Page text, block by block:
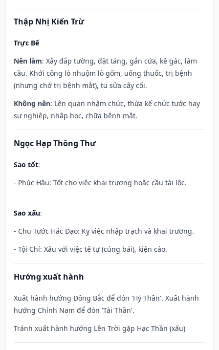
Thập Nhị Kiến Trừ
Trực Bế
Nên làm: Xây đắp tường, đặt táng, gắn cửa, kê gác, làm
cầu. Khởi công lò nhuộm lò gốm, uống thuốc, trị bệnh
(nhưng chớ trị bệnh mắt), tu sửa cây cối.
Không nên: Lên quan nhậm chức, thừa kế chức tước hay
sự nghiệp, nhập học, chữa bệnh mắt.
Ngọc Hạp Thông Thư
Sao tốt:
- Phúc Hậu: Tốt cho việc khai trương hoặc cầu tài lộc.
Sao xấu:
- Chu Tước Hắc Đạo: Kỵ việc nhập trạch và khai trương.
- Tội Chỉ: Xấu với việc tế tự (cúng bái), kiện cáo.
Hướng xuất hành
Xuất hành hướng Đông Bắc để đón 'Hỷ Thần'. Xuất hành
hướng Chính Nam để đón 'Tài Thần'.
Tránh xuất hành hướng Lên Trời gặp Hạc Thần (xấu)